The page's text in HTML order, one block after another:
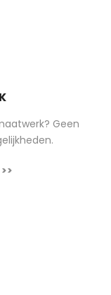
Geen